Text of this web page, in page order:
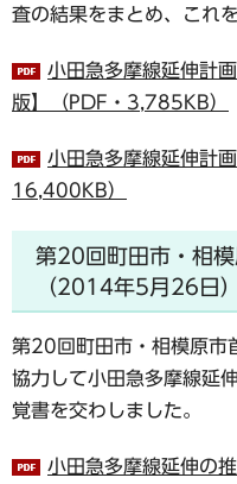
査の結果をまとめ、これ
小田急多摩線延伸計
版】（PDF・3,785KB）
小田急多摩線延伸計
16,400KB）
第20回町田市・相
（2014年5月26日）
第20回町田市・相模原市
協力して小田急多摩線延
覚書を交わしました。
小田急多摩線延伸の